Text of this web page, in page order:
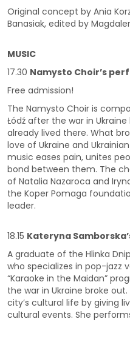
Original concept by Ania
Banasiak, edited by
MUSIC
17.30 Namysto Choir’s
Free admission!
The Namysto Choir is
Łódź after the war in
already lived there. What
love of Ukraine and
music eases pain, unites
bond between them. The
of Natalia Nazaroca and
the Koper Pomaga
leader.
18.15 Kateryna
A graduate of the Hlinka
who specializes in pop-jazz
“Karaoke in the Maidan”
the war in Ukraine broke
city’s cultural life by giving
cultural events. She